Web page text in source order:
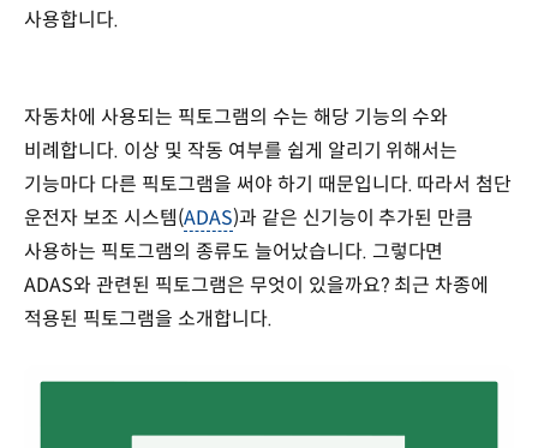
사용합니다.
자동차에 사용되는 픽토그램의 수는 해당 기능의 수와
비례합니다. 이상 및 작동 여부를 쉽게 알리기 위해서는
기능마다 다른 픽토그램을 써야 하기 때문입니다. 따라서 첨단
운전자 보조 시스템(ADAS)과 같은 신기능이 추가된 만큼
사용하는 픽토그램의 종류도 늘어났습니다. 그렇다면
ADAS와 관련된 픽토그램은 무엇이 있을까요? 최근 차종에
적용된 픽토그램을 소개합니다.